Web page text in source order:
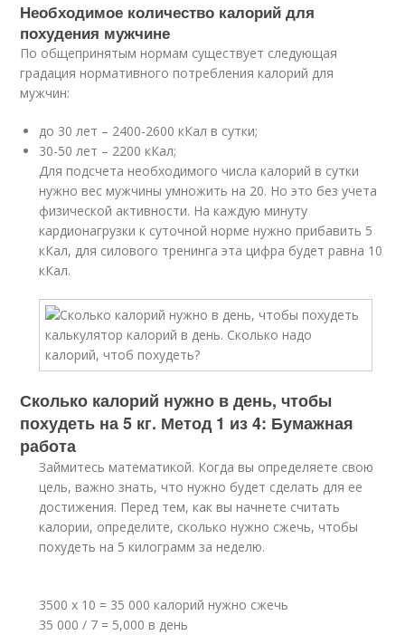
Необходимое количество калорий для
похудения мужчине
По общепринятым нормам существует следующая
градация нормативного потребления калорий для
мужчин:
до 30 лет – 2400-2600 кКал в сутки;
30-50 лет – 2200 кКал;
Для подсчета необходимого числа калорий в сутки
нужно вес мужчины умножить на 20. Но это без учета
физической активности. На каждую минуту
кардионагрузки к суточной норме нужно прибавить 5
кКал, для силового тренинга эта цифра будет равна 10
кКал.
Сколько калорий нужно в день, чтобы
похудеть на 5 кг. Метод 1 из 4: Бумажная
работа
Займитесь математикой. Когда вы определяете свою
цель, важно знать, что нужно будет сделать для ее
достижения. Перед тем, как вы начнете считать
калории, определите, сколько нужно сжечь, чтобы
похудеть на 5 килограмм за неделю.
3500 х 10 = 35 000 калорий нужно сжечь
35 000 / 7 = 5,000 в день